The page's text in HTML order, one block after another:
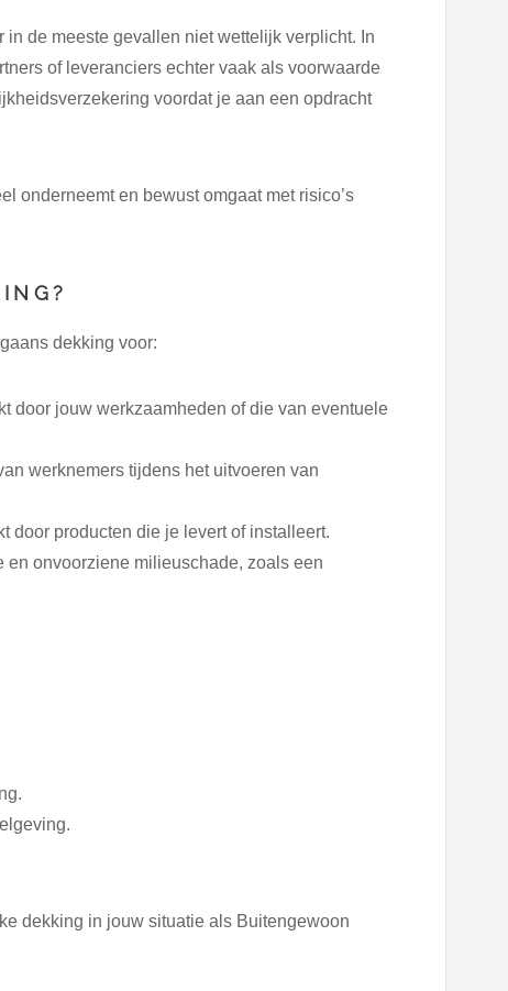
de meeste gevallen niet wettelijk verplicht. In
of leveranciers echter vaak als voorwaarde
voordat je aan een opdracht
onderneemt en bewust omgaat met risico’s
dekking voor:
door jouw werkzaamheden of die van eventuele
werknemers tijdens het uitvoeren van
door producten die je levert of installeert.
en onvoorziene milieuschade, zoals een
dekking in jouw situatie als Buitengewoon